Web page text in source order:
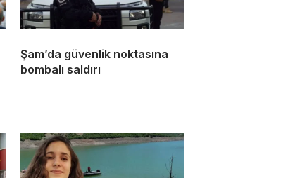
Şam’da güvenlik noktasına
bombalı saldırı